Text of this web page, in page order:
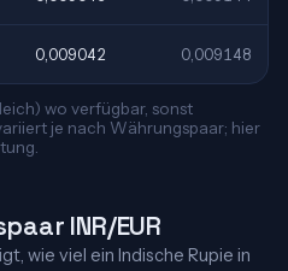
0,009042 0,009148
wo verfügbar, sonst
je nach Währungspaar; hier
INR/EUR
wie viel ein Indische Rupie in